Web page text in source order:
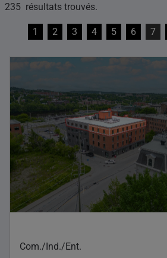
235 résultats trouvés.
1 2 3 4 5 6 7
Com./Ind./Ent.